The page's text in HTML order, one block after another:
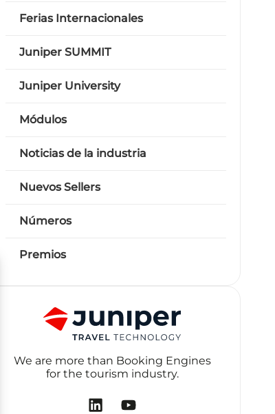
Ferias Internacionales
Juniper SUMMIT
Juniper University
Módulos
Noticias de la industria
Nuevos Sellers
Números
Premios
We are more than Booking Engines
for the tourism industry.